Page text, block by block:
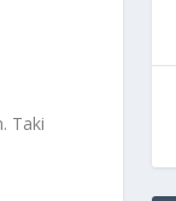
Taki